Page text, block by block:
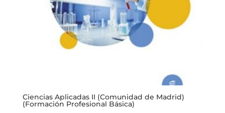
Ciencias Aplicadas II (Comunidad de Madrid)
(Formación Profesional Básica)